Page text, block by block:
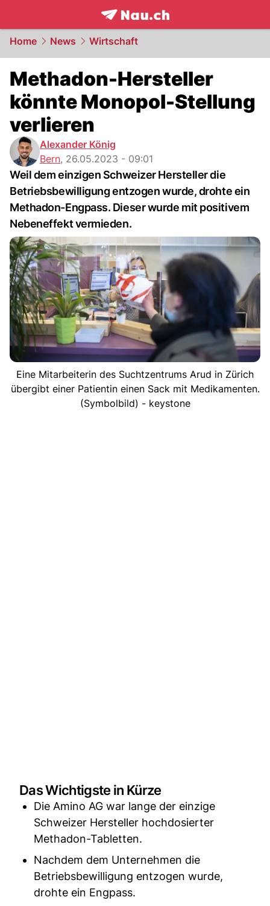
frontpage.NAU.ch
Home News Wirtschaft
Methadon-Hersteller
könnte Monopol-Stellung
verlieren
Alexander König
Bern, 26.05.2023 - 09:01
Weil dem einzigen Schweizer Hersteller die
Betriebsbewilligung entzogen wurde, drohte ein
Methadon-Engpass. Dieser wurde mit positivem
Nebeneffekt vermieden.
Eine Mitarbeiterin des Suchtzentrums Arud in Zürich
übergibt einer Patientin einen Sack mit Medikamenten.
(Symbolbild) - keystone
Das Wichtigste in Kürze
Die Amino AG war lange der einzige
Schweizer Hersteller hochdosierter
Methadon-Tabletten.
Nachdem dem Unternehmen die
Betriebsbewilligung entzogen wurde,
drohte ein Engpass.